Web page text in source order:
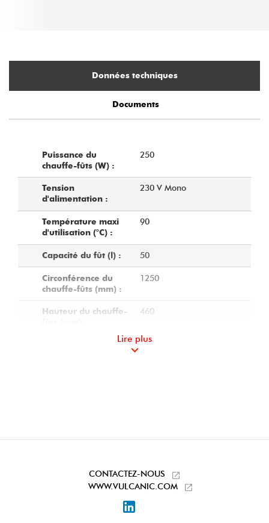
Données techniques
Documents
Puissance du
chauffe-fûts (W) :
250
Tension
d'alimentation :
230 V Mono
Température maxi
d'utilisation (°C) :
90
Capacité du fût (l) : 50
Circonférence du
chauffe-fûts (mm) :
1250
Hauteur du chauffe-
460
Polyester
Dispositif de fixation
Boucles à ouverture
Lire plus
CONTACTEZ-NOUS
WWW.VULCANIC.COM